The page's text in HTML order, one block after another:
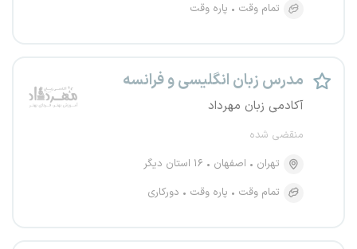
تمام وقت
پاره وقت
مدرس زبان انگلیسی و فرانسه
آکادمی زبان مهرداد
منقضی شده
تهران
اصفهان
۱۶ استان دیگر
تمام وقت
پاره وقت دورکاری